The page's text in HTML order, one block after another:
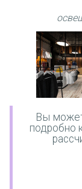
Вы
подробно